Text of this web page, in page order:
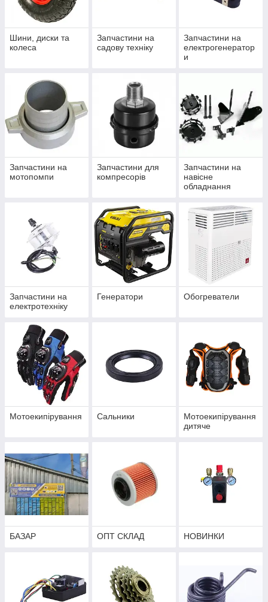
Шини, диски та
колеса
Запчастини на
садову техніку
Запчастини на
електрогенератор
и
Запчастини на
мотопомпи
Запчастини для
компресорів
Запчастини на
навісне
обладнання
Запчастини на
електротехніку
Генератори Обогреватели
Мотоекипірування Сальники
Мотоекипірування
дитяче
БАЗАР ОПТ СКЛАД НОВИНКИ